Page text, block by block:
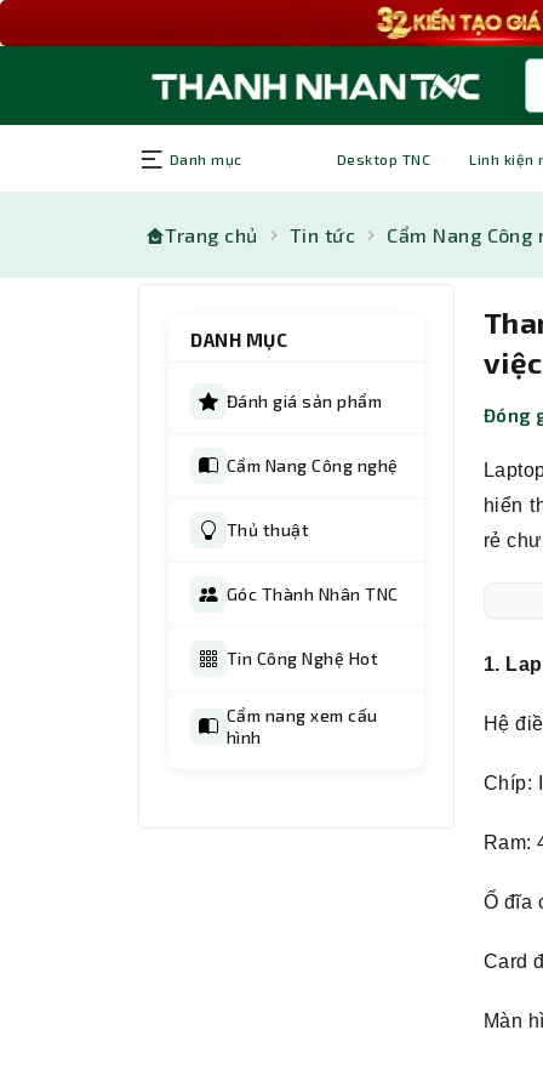
Danh mục Desktop TNC Linh kiện
Trang chủ Tin tức Cẩm Nang Công
DANH MỤC
Đánh giá sản phẩm
Cẩm Nang Công nghệ
Thủ thuật
Góc Thành Nhân TNC
Tin Công Nghệ Hot
Cẩm nang xem cấu
hình
việc
Đóng
hiển
rẻ
1.
Hệ
Chíp:
Ram:
Ổ đĩa
Card
Màn